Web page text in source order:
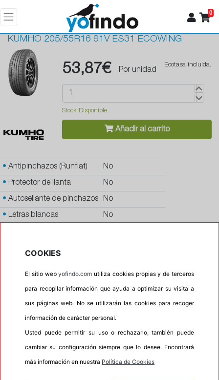
0
KUMHO 205/55R16 91V ES31 ECOWING
53,87€ Por unidad
Ecotasa incluida.
Stock Disponible
Añadir al carrito
• Antipinchazos (Runflat) No
• Protector de llanta No
• Autosellante de pinchazos No
• Letras blancas No
Oportunidad
Etiqueta energética Información Eprel
COOKIES
El sitio webyofindo.com utiliza cookies propias y de terceros
para recopilar información que ayuda a optimizar su visita a
sus páginas web. No se utilizarán las cookies para recoger
información de carácter personal.
Usted puede permitir su uso o rechazarlo, también puede
cambiar su configuración siempre que lo desee. Encontrará
más información en nuestra Política de Cookies